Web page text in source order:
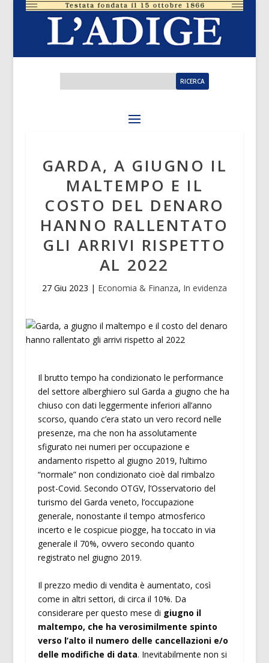
GARDA, A GIUGNO IL
MALTEMPO E IL
COSTO DEL DENARO
HANNO RALLENTATO
GLI ARRIVI RISPETTO
AL 2022
27 Giu 2023 | Economia & Finanza, In evidenza
Il brutto tempo ha condizionato le performance
del settore alberghiero sul Garda a giugno che ha
chiuso con dati leggermente inferiori all’anno
scorso, quando c’era stato un vero record nelle
presenze, ma che non ha assolutamente
sfigurato nei numeri per occupazione e
andamento rispetto al giugno 2019, l’ultimo
“normale” non condizionato cioè dal rimbalzo
post-Covid. Secondo OTGV, l’Osservatorio del
turismo del Garda veneto, l’occupazione
generale, nonostante il tempo atmosferico
incerto e le cospicue piogge, ha toccato in via
generale il 70%, ovvero secondo quanto
registrato nel giugno 2019.
Il prezzo medio di vendita è aumentato, così
come in altri settori, di circa il 10%. Da
considerare per questo mese di giugno il
maltempo, che ha verosimilmente spinto
verso l’alto il numero delle cancellazioni e/o
delle modifiche di data. Inevitabilmente non si